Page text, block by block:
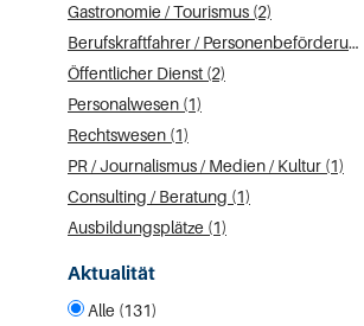
Gastronomie / Tourismus (2)
Berufskraftfahrer / Personenbeförderung (Land, Wasser, Luft) (2)
Öffentlicher Dienst (2)
Personalwesen (1)
Rechtswesen (1)
PR / Journalismus / Medien / Kultur (1)
Consulting / Beratung (1)
Ausbildungsplätze (1)
Aktualität
Alle (131)